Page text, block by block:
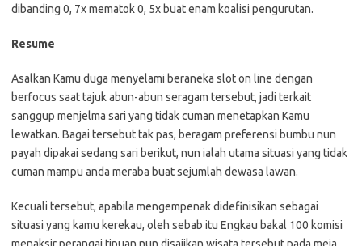
dibanding 0, 7x mematok 0, 5x buat enam koalisi pengurutan.
Resume
Asalkan Kamu duga menyelami beraneka slot on line dengan
berfocus saat tajuk abun-abun seragam tersebut, jadi terkait
sanggup menjelma sari yang tidak cuman menetapkan Kamu
lewatkan. Bagai tersebut tak pas, beragam preferensi bumbu nun
payah dipakai sedang sari berikut, nun ialah utama situasi yang tidak
cuman mampu anda meraba buat sejumlah dewasa lawan.
Kecuali tersebut, apabila mengempenak didefinisikan sebagai
situasi yang kamu kerekau, oleh sebab itu Engkau bakal 100 komisi